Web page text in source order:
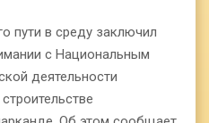
пути в среду заключил
с Национальным
деятельности